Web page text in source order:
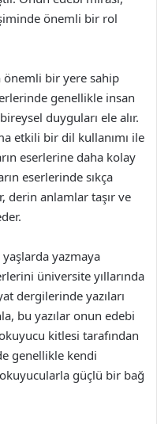
önemli bir rol
önemli bir yere sahip
genellikle insan
duyguları ele alır.
etkili bir dil kullanımı ile
eserlerine daha kolay
eserlerinde sıkça
derin anlamlar taşır ve
yazmaya
üniversite yıllarında
dergilerinde yazıları
bu yazılar onun edebi
kitlesi tarafından
genellikle kendi
güçlü bir bağ